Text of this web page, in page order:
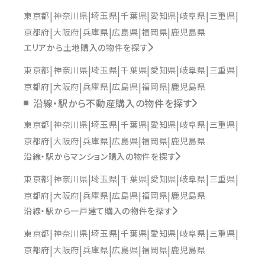
東京都 神奈川県 埼玉県 千葉県 愛知県 岐阜県 三重県
京都府 大阪府 兵庫県 広島県 福岡県 鹿児島県
エリアから土地購入の物件を探す
東京都 神奈川県 埼玉県 千葉県 愛知県 岐阜県 三重県
京都府 大阪府 兵庫県 広島県 福岡県 鹿児島県
沿線・駅から不動産購入の物件を探す
東京都 神奈川県 埼玉県 千葉県 愛知県 岐阜県 三重県
京都府 大阪府 兵庫県 広島県 福岡県 鹿児島県
沿線・駅からマンション購入の物件を探す
東京都 神奈川県 埼玉県 千葉県 愛知県 岐阜県 三重県
京都府 大阪府 兵庫県 広島県 福岡県 鹿児島県
沿線・駅から一戸建て購入の物件を探す
東京都 神奈川県 埼玉県 千葉県 愛知県 岐阜県 三重県
京都府 大阪府 兵庫県 広島県 福岡県 鹿児島県